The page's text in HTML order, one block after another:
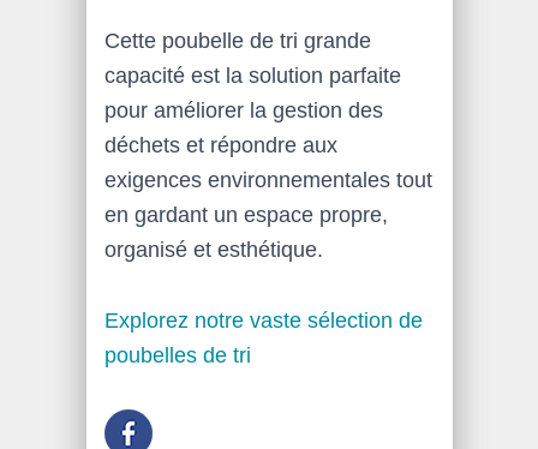
Cette poubelle de tri grande
capacité est la solution parfaite
pour améliorer la gestion des
déchets et répondre aux
exigences environnementales tout
en gardant un espace propre,
organisé et esthétique.
Explorez notre vaste sélection de
poubelles de tri